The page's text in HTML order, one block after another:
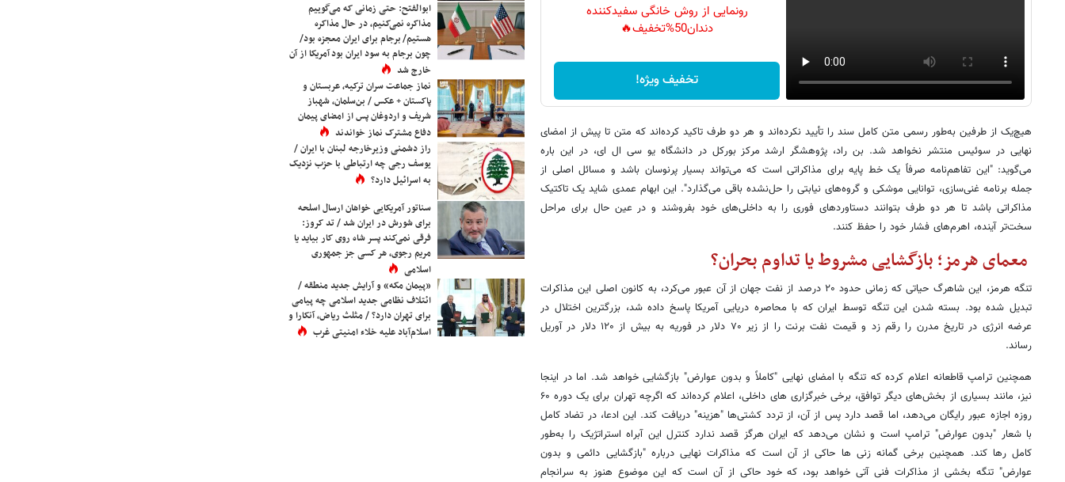
رونمایی از روش خانگی سفیدکننده
دندان50%تخفیف🔥
تخفیف ویژه!
هیچ‌یک از طرفین به‌طور رسمی متن کامل سند را تأیید نکرده‌اند و هر دو طرف تاکید کرده‌اند که متن تا پیش از امضای
نهایی در سوئیس منتشر نخواهد شد. بن راد، پژوهشگر ارشد مرکز بورکل در دانشگاه یو سی ال ای، در این باره
می‌گوید: "این تفاهم‌نامه صرفاً یک خط پایه برای مذاکراتی است که می‌تواند بسیار پرنوسان باشد و مسائل اصلی از
جمله برنامه غنی‌سازی، توانایی موشکی و گروه‌های نیابتی را حل‌نشده باقی می‌گذارد". این ابهام عمدی شاید یک تاکتیک
مذاکراتی باشد تا هر دو طرف بتوانند دستاوردهای فوری را به داخلی‌های خود بفروشند و در عین حال برای مراحل
سخت‌تر آینده، اهرم‌های فشار خود را حفظ کنند.
معمای هرمز؛ بازگشایی مشروط یا تداوم بحران؟
تنگه هرمز، این شاهرگ حیاتی که زمانی حدود ۲۰ درصد از نفت جهان از آن عبور می‌کرد، به کانون اصلی این مذاکرات
تبدیل شده بود. بسته شدن این تنگه توسط ایران که با محاصره دریایی آمریکا پاسخ داده شد، بزرگترین اختلال در
عرضه انرژی در تاریخ مدرن را رقم زد و قیمت نفت برنت را از زیر ۷۰ دلار در فوریه به بیش از ۱۲۰ دلار در آوریل
رساند.
همچنین ترامپ قاطعانه اعلام کرده که تنگه با امضای نهایی "کاملاً و بدون عوارض" بازگشایی خواهد شد. اما در اینجا
نیز، مانند بسیاری از بخش‌های دیگر توافق، برخی خبرگزاری های داخلی، اعلام کرده‌اند که اگرچه تهران برای یک دوره ۶۰
روزه اجازه عبور رایگان می‌دهد، اما قصد دارد پس از آن، از تردد کشتی‌ها "هزینه" دریافت کند. این ادعا، در تضاد کامل
با شعار "بدون عوارض" ترامپ است و نشان می‌دهد که ایران هرگز قصد ندارد کنترل این آبراه استراتژیک را به‌طور
کامل رها کند. همچنین برخی گمانه زنی ها حاکی از آن است که مذاکرات نهایی درباره "بازگشایی دائمی و بدون
عوارض" تنگه بخشی از مذاکرات فنی آتی خواهد بود، که خود حاکی از آن است که این موضوع هنوز به سرانجام
ابوالفتح: حتی زمانی که می‌گوییم
مذاکره نمی‌کنیم، در حال مذاکره
هستیم/ برجام برای ایران معجزه بود/
چون برجام به سود ایران بود آمریکا از آن
خارج شد
نماز جماعت سران ترکیه، عربستان و
پاکستان + عکس / بن‌سلمان، شهباز
شریف و اردوغان پس از امضای پیمان
دفاع مشترک نماز خواندند
راز دشمنی وزیرخارجه لبنان با ایران /
یوسف رجی چه ارتباطی با حزب نزدیک
به اسرائیل دارد؟
سناتور آمریکایی خواهان ارسال اسلحه
برای شورش در ایران شد / تد کروز:
فرقی نمی‌کند پسر شاه روی کار بیاید یا
مریم رجوی، هر کسی جز جمهوری
اسلامی
«پیمان مکه» و آرایش جدید منطقه /
ائتلاف نظامی جدید اسلامی چه پیامی
برای تهران دارد؟ / مثلث ریاض، آنکارا و
اسلام‌آباد علیه خلاء امنیتی غرب